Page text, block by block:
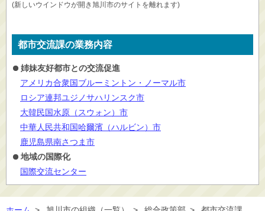
(新しいウインドウが開き旭川市のサイトを離れます)
都市交流課の業務内容
姉妹友好都市との交流促進
アメリカ合衆国ブルーミントン・ノーマル市
ロシア連邦ユジノサハリンスク市
大韓民国水原（スウォン）市
中華人民共和国哈爾濱（ハルビン）市
鹿児島県南さつま市
地域の国際化
国際交流センター